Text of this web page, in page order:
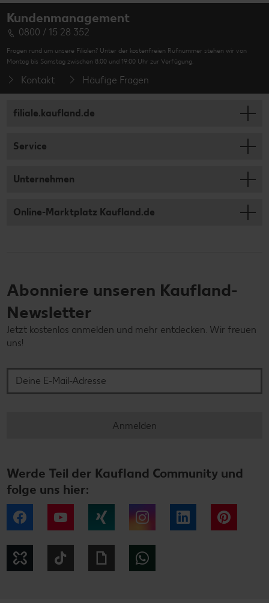
Kundenmanagement
0800 / 15 28 352
Fragen rund um unsere Filialen? Unter der kostenfreien Rufnummer stehen wir von
Montag bis Samstag zwischen 8:00 und 19:00 Uhr zur Verfügung.
Kontakt Häufige Fragen
filiale.kaufland.de
Service
Unternehmen
Online-Marktplatz Kaufland.de
Abonniere unseren Kaufland-
Newsletter
Jetzt kostenlos anmelden und mehr entdecken. Wir freuen
uns!
Anmelden
Werde Teil der Kaufland Community und
folge uns hier:
Facebook YouTube Instagram LinkedIn
Kununu Giphy